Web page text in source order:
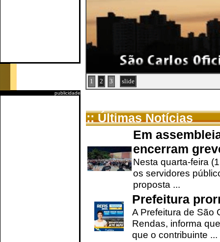
publicidade
1 2 3 slide
:: Últimas Notícias
Em
encerram
Nesta quarta-feira
os servidores
proposta ...
Prefeitura
A Prefeitura de São
Rendas, informa
que o contribuinte ...